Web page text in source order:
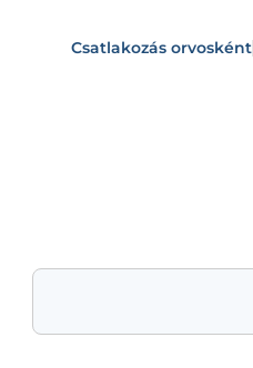
Csatlakozás orvosként